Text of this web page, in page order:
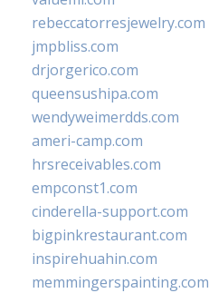
rebeccatorresjewelry.com
jmpbliss.com
drjorgerico.com
queensushipa.com
wendyweimerdds.com
ameri-camp.com
hrsreceivables.com
empconst1.com
cinderella-support.com
bigpinkrestaurant.com
inspirehuahin.com
memmingerspainting.com